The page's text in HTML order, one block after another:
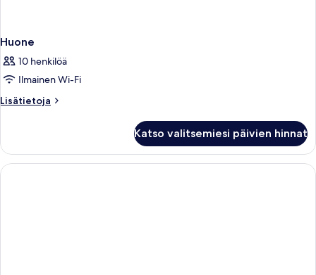
Huone
10 henkilöä
Ilmainen Wi-Fi
Lisätietoja
Lisätietoja
Katso valitsemiesi päivien hinnat